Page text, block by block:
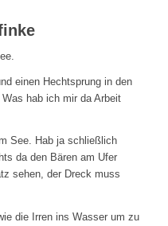
einen Hechtsprung in den
hab ich mir da Arbeit
See. Hab ja schließlich
da den Bären am Ufer
sehen, der Dreck muss
die Irren ins Wasser um zu